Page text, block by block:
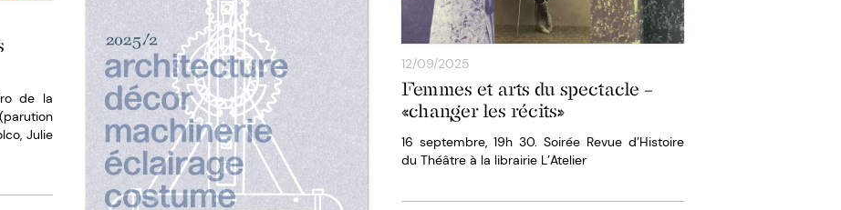
de la
Julie
12/09/2025
Femmes et arts du spectacle –
«changer les récits»
16 septembre, 19h 30. Soirée Revue d’Histoire
du Théâtre à la librairie L’Atelier